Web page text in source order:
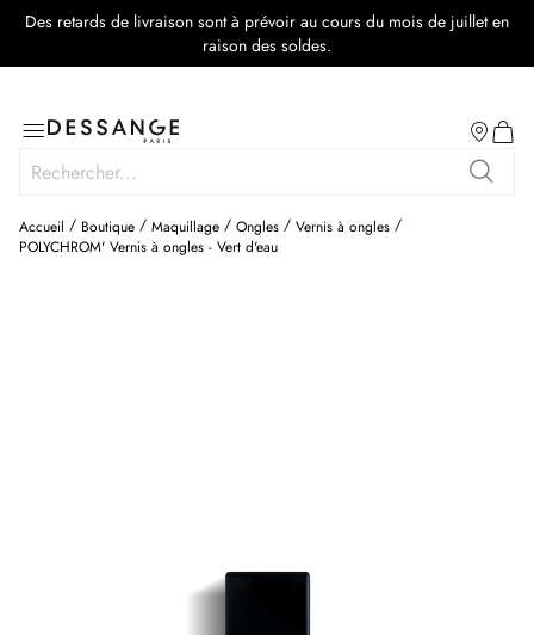
Des retards de livraison sont à prévoir au cours du mois de juillet en
raison des soldes.
Basculer
navigation
Rechercher
Mon
Accueil Boutique Maquillage Ongles
Vernis à ongles
POLYCHROM' Vernis à ongles - Vert d'eau